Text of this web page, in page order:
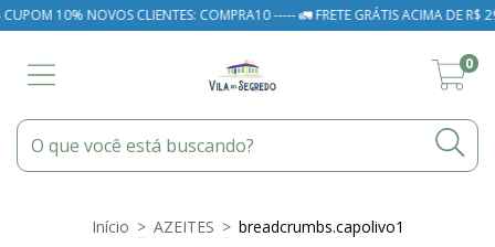
NOVOS CLIENTES: COMPRA10 ----- 🚛 FRETE GRÁTIS ACIMA DE R$ 299,00
0
Início > AZEITES > breadcrumbs.capolivo1